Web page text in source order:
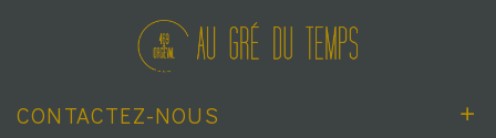
CONTACTEZ-NOUS